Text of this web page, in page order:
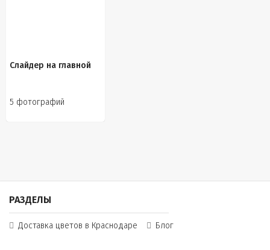
Слайдер на главной
5 фотографий
РАЗДЕЛЫ
Доставка цветов в Краснодаре Блог